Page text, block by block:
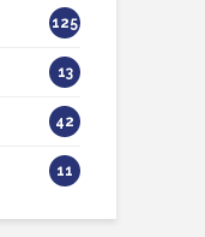
125
13
42
11